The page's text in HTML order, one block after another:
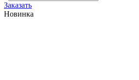
Заказать
Новинка